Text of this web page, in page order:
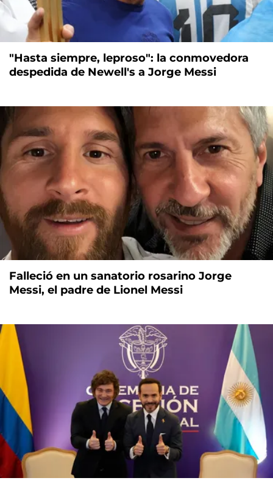
"Hasta siempre, leproso": la conmovedora
despedida de Newell's a Jorge Messi
Falleció en un sanatorio rosarino Jorge
Messi, el padre de Lionel Messi